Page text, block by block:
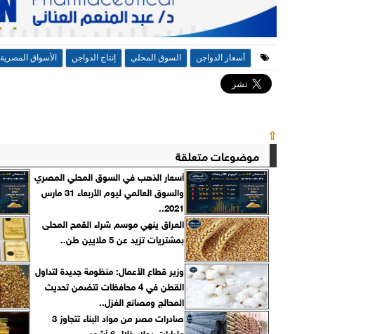
أسعار الدواجن السوق المحلي إنتاج الدواجن الأسواق المصرية
⇧
موضوعات متعلقة
أسعار الذهب في السوق المحلي المصري
والسوق العالمي ليوم الأربعاء 31 مارس
2021..
العراق ينهي موسم شراء القمح المحلى
بمشتريات تزيد عن 5 ملايين طن..
وزير قطاع الأعمال: منظومة جديدة لتداول
القطن في 4 محافظات تتضمن تحديث
المحالج ومصانع الغزل..
صادرات مصر من مواد البناء تتجاوز 3